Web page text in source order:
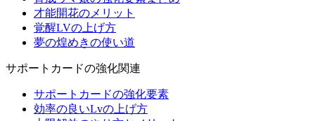
才能開花のメリット
覚醒LVの上げ方
夢の煌めきの使い道
サポートカードの強化関連
サポートカードの強化要素
効率の良いLvの上げ方